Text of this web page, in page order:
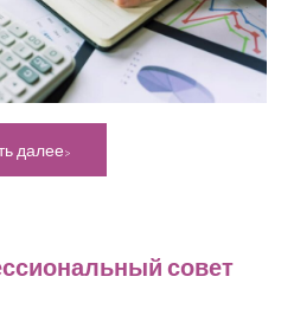
далее
совет